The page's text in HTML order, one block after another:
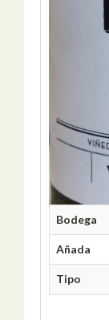
Bodega
Añada
Tipo